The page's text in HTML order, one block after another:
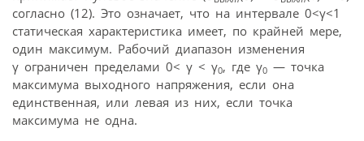
согласно (12). Это означает, что на интервале 0<γ<1
статическая характеристика имеет, по крайней мере,
один максимум. Рабочий диапазон изменения
γ ограничен пределами 0< γ < γ0, где γ0 — точка
максимума выходного напряжения, если она
единственная, или левая из них, если точка
максимума не одна.